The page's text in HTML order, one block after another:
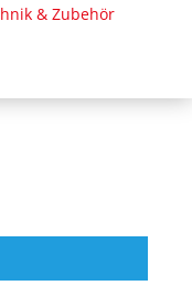
& Zubehör